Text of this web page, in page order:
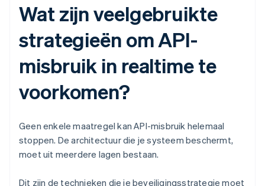
Wat zijn veelgebruikte
strategieën om API-
misbruik in realtime te
voorkomen?
Geen enkele maatregel kan API-misbruik helemaal
stoppen. De architectuur die je systeem beschermt,
moet uit meerdere lagen bestaan.
Dit zijn de technieken die je beveiligingsstrategie moet